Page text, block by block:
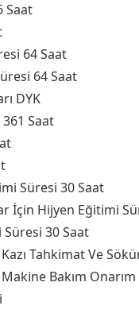
Saat
64 Saat
64 Saat
DYK
Saat
Süresi 30 Saat
İçin Hijyen Eğitimi
30 Saat
Tahkimat Ve
Bakım